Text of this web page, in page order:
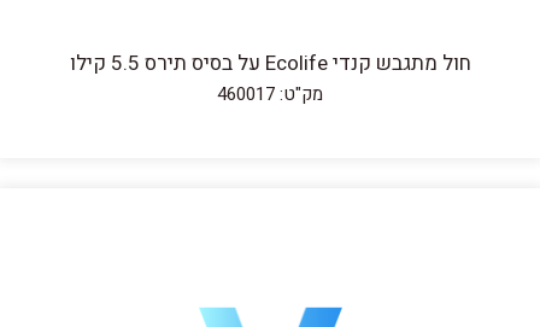
חול מתגבש קנדי Ecolife על בסיס תירס 5.5 קילו
מק"ט: 460017